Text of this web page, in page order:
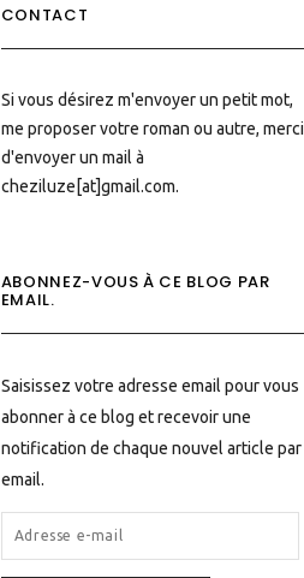
CONTACT
Si vous désirez m'envoyer un petit mot,
me proposer votre roman ou autre, merci
d'envoyer un mail à
cheziluze[at]gmail.com.
ABONNEZ-VOUS À CE BLOG PAR
EMAIL.
Saisissez votre adresse email pour vous
abonner à ce blog et recevoir une
notification de chaque nouvel article par
email.
ADRESSE
E-